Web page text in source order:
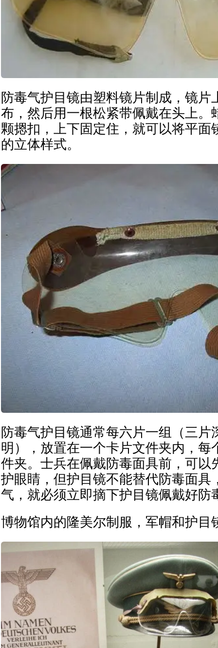
防毒气护目镜由塑料镜片制成，镜片
布，然后用一根松紧带佩戴在头上。
颗摁扣，上下固定住，就可以将平面
的立体样式。
防毒气护目镜通常每六片一组（三片
明），放置在一个卡片文件夹内，每
件夹。士兵在佩戴防毒面具前，可以
护眼睛，但护目镜不能替代防毒面具
气，就必须立即摘下护目镜佩戴好防
博物馆内的隆美尔制服，军帽和护目